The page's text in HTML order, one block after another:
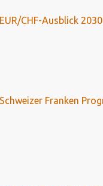
EUR/CHF-Ausblick 2030
Schweizer Franken